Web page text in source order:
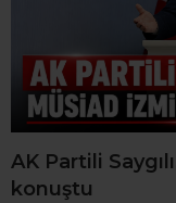
AK Partili
konuştu